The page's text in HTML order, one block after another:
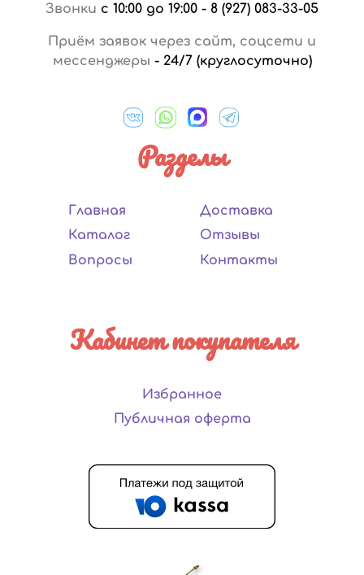
Звонки с 10:00 до 19:00 - 8 (927) 083-33-05
Приём заявок через сайт, соцсети и
мессенджеры - 24/7 (круглосуточно)
Разделы
Главная
Каталог
Вопросы
Доставка
Отзывы
Контакты
Кабинет покупателя
Избранное
Публичная оферта